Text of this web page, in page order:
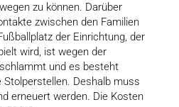
zu können. Darüber
zwischen den Familien
der Einrichtung, der
wird, ist wegen der
und es besteht
Stolperstellen. Deshalb muss
erneuert werden. Die Kosten